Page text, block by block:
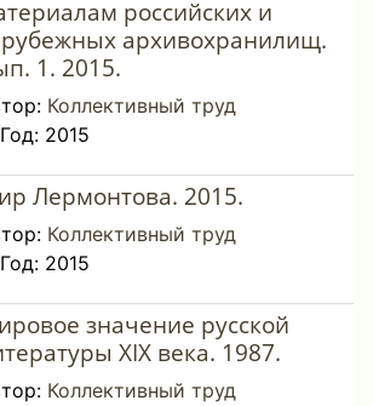
российских и
архивохранилищ.
1. 2015.
Коллективный труд
Год: 2015
Лермонтова. 2015.
Коллективный труд
Год: 2015
значение русской
ΧΙΧ века. 1987.
Коллективный труд